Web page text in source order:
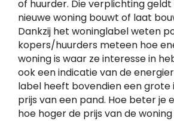
of huurder. Die verplichting geldt
nieuwe woning bouwt of laat
Dankzij het woninglabel weten
kopers/huurders meteen hoe
woning is waar ze interesse in
ook een indicatie van de
label heeft bovendien een
prijs van een pand. Hoe beter je
hoe hoger de prijs van de